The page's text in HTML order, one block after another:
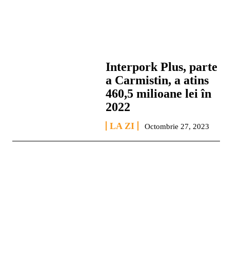
Interpork Plus, parte
a Carmistin, a atins
460,5 milioane lei în
2022
LA ZI Octombrie 27, 2023